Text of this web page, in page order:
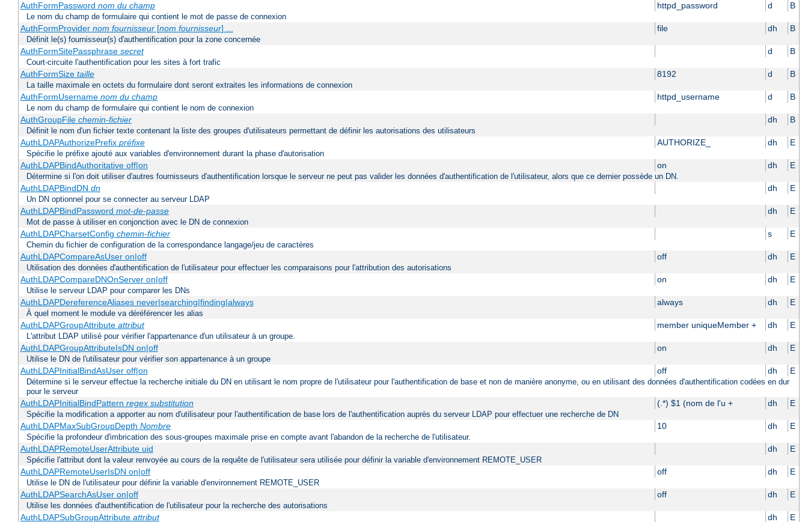
AuthFormPassword nom du champ httpd_password d B
Le nom du champ de formulaire qui contient le mot de passe de connexion
AuthFormProvider nom fournisseur[nom fournisseur] ... file dh B
Définit le(s) fournisseur(s) d'authentification pour la zone concernée
AuthFormSitePassphrase secret d B
Court-circuite l'authentification pour les sites à fort trafic
AuthFormSize taille 8192 d B
La taille maximale en octets du formulaire dont seront extraites les informations de connexion
AuthFormUsername nom du champ httpd_username d B
Le nom du champ de formulaire qui contient le nom de connexion
AuthGroupFile chemin-fichier dh B
Définit le nom d'un fichier texte contenant la liste des groupes d'utilisateurs permettant de définir les autorisations des utilisateurs
AuthLDAPAuthorizePrefix préfixe AUTHORIZE_ dh E
Spécifie le préfixe ajouté aux variables d'environnement durant la phase d'autorisation
AuthLDAPBindAuthoritative off|on on dh E
Détermine si l'on doit utiliser d'autres fournisseurs d'authentification lorsque le serveur ne peut pas valider les données d'authentification de l'utilisateur, alors que ce dernier possède un DN.
AuthLDAPBindDN dn dh E
Un DN optionnel pour se connecter au serveur LDAP
AuthLDAPBindPassword mot-de-passe dh E
Mot de passe à utiliser en conjonction avec le DN de connexion
AuthLDAPCharsetConfig chemin-fichier s E
Chemin du fichier de configuration de la correspondance langage/jeu de caractères
AuthLDAPCompareAsUser on|off off dh E
Utilisation des données d'authentification de l'utilisateur pour effectuer les comparaisons pour l'attribution des autorisations
AuthLDAPCompareDNOnServer on|off on dh E
Utilise le serveur LDAP pour comparer les DNs
AuthLDAPDereferenceAliases never|searching|finding|always always dh E
À quel moment le module va déréférencer les alias
AuthLDAPGroupAttribute attribut member uniqueMember + dh E
L'attribut LDAP utilisé pour vérifier l'appartenance d'un utilisateur à un groupe.
AuthLDAPGroupAttributeIsDN on|off on dh E
Utilise le DN de l'utilisateur pour vérifier son appartenance à un groupe
AuthLDAPInitialBindAsUser off|on off dh E
Détermine si le serveur effectue la recherche initiale du DN en utilisant le nom propre de l'utilisateur pour l'authentification de base et non de manière anonyme, ou en utilisant des données d'authentification codées en dur
pour le serveur
AuthLDAPInitialBindPattern regex substitution (.*) $1 (nom de l'u + dh E
Spécifie la modification a apporter au nom d'utilisateur pour l'authentification de base lors de l'authentification auprès du serveur LDAP pour effectuer une recherche de DN
AuthLDAPMaxSubGroupDepth Nombre 10 dh E
Spécifie la profondeur d'imbrication des sous-groupes maximale prise en compte avant l'abandon de la recherche de l'utilisateur.
AuthLDAPRemoteUserAttribute uid dh E
Spécifie l'attribut dont la valeur renvoyée au cours de la requête de l'utilisateur sera utilisée pour définir la variable d'environnement REMOTE_USER
AuthLDAPRemoteUserIsDN on|off off dh E
Utilise le DN de l'utilisateur pour définir la variable d'environnement REMOTE_USER
AuthLDAPSearchAsUser on|off off dh E
Utilise les données d'authentification de l'utilisateur pour la recherche des autorisations
AuthLDAPSubGroupAttribute attribut dh E